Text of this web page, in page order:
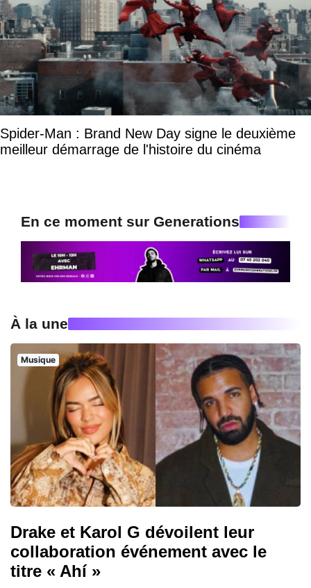
Spider-Man : Brand New Day signe le deuxième
meilleur démarrage de l'histoire du cinéma
En ce moment sur Generations
À la une
Musique
Drake et Karol G dévoilent leur
collaboration événement avec le
titre « Ahí »